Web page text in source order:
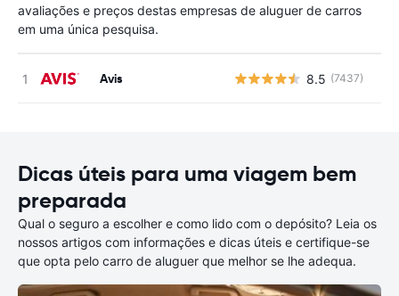
avaliações e preços destas empresas de aluguer de carros
em uma única pesquisa.
Avis 8.5 (7437)
Dicas úteis para uma viagem bem
preparada
Qual o seguro a escolher e como lido com o depósito? Leia os
nossos artigos com informações e dicas úteis e certifique-se
que opta pelo carro de aluguer que melhor se lhe adequa.